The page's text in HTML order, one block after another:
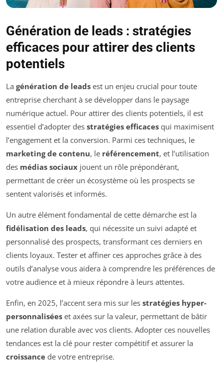
Génération de leads : stratégies
efficaces pour attirer des clients
potentiels
La génération de leads est un enjeu crucial pour toute
entreprise cherchant à se développer dans le paysage
numérique actuel. Pour attirer des clients potentiels, il est
essentiel d’adopter des stratégies efficaces qui maximisent
l’engagement et la conversion. Parmi ces techniques, le
marketing de contenu, le référencement, et l’utilisation
des médias sociaux jouent un rôle prépondérant,
permettant de créer un écosystème où les prospects se
sentent valorisés et informés.
Un autre élément fondamental de cette démarche est la
fidélisation des leads, qui nécessite un suivi adapté et
personnalisé des prospects, transformant ces derniers en
clients loyaux. Tester et affiner ces approches grâce à des
outils d’analyse vous aidera à comprendre les préférences de
votre audience et à mieux répondre à leurs attentes.
Enfin, en 2025, l’accent sera mis sur les stratégies hyper-
personnalisées et axées sur la valeur, permettant de bâtir
une relation durable avec vos clients. Adopter ces nouvelles
tendances est la clé pour rester compétitif et assurer la
croissance de votre entreprise.